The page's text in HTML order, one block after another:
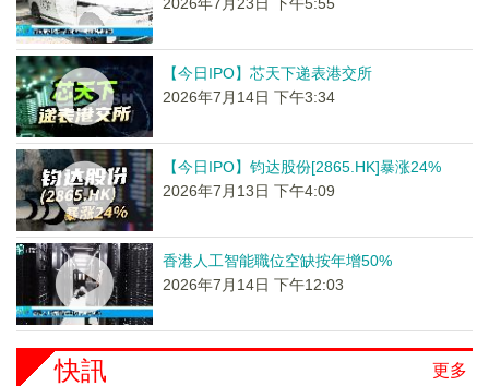
【今日IPO】芯天下递表港交所
2026年7月14日 下午3:34
【今日IPO】钧达股份[2865.HK]暴涨24%
2026年7月13日 下午4:09
香港人工智能職位空缺按年增50%
2026年7月14日 下午12:03
更多
快訊